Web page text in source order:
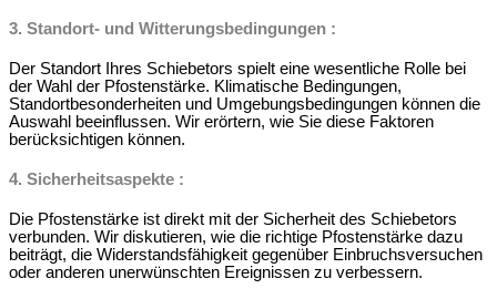
3. Standort- und Witterungsbedingungen :
Der Standort Ihres Schiebetors spielt eine wesentliche Rolle bei
der Wahl der Pfostenstärke. Klimatische Bedingungen,
Standortbesonderheiten und Umgebungsbedingungen können die
Auswahl beeinflussen. Wir erörtern, wie Sie diese Faktoren
berücksichtigen können.
4. Sicherheitsaspekte :
Die Pfostenstärke ist direkt mit der Sicherheit des Schiebetors
verbunden. Wir diskutieren, wie die richtige Pfostenstärke dazu
beiträgt, die Widerstandsfähigkeit gegenüber Einbruchsversuchen
oder anderen unerwünschten Ereignissen zu verbessern.